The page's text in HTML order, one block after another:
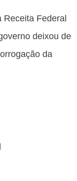
Federal
deixou de
da